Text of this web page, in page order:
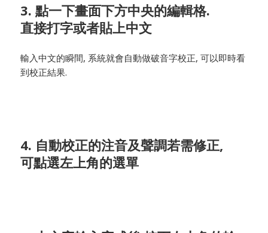
3. 點一下畫面下方中央的編輯格.
直接打字或者貼上中文
輸入中文的瞬間, 系統就會自動做破音字校正, 可以即時看
到校正結果.
4. 自動校正的注音及聲調若需修正,
可點選左上角的選單